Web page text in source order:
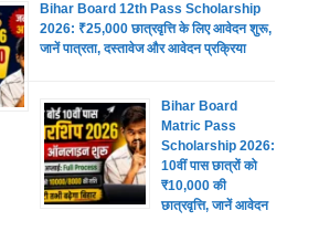
Bihar Board 12th Pass Scholarship
2026: ₹25,000 छात्रवृत्ति के लिए आवेदन शुरू,
जानें पात्रता, दस्तावेज और आवेदन प्रक्रिया
Bihar Board
Matric Pass
Scholarship 2026:
10वीं पास छात्रों को
₹10,000 की
छात्रवृत्ति, जानें आवेदन